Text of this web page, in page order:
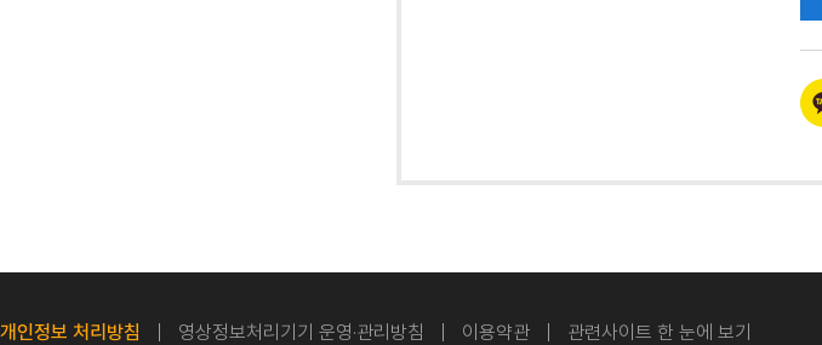
개인정보 처리방침 영상정보처리기기 운영·관리방침 이용약관 관련사이트 한 눈에 보기